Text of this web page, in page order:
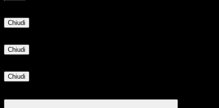
Chiudi
Chiudi
Chiudi